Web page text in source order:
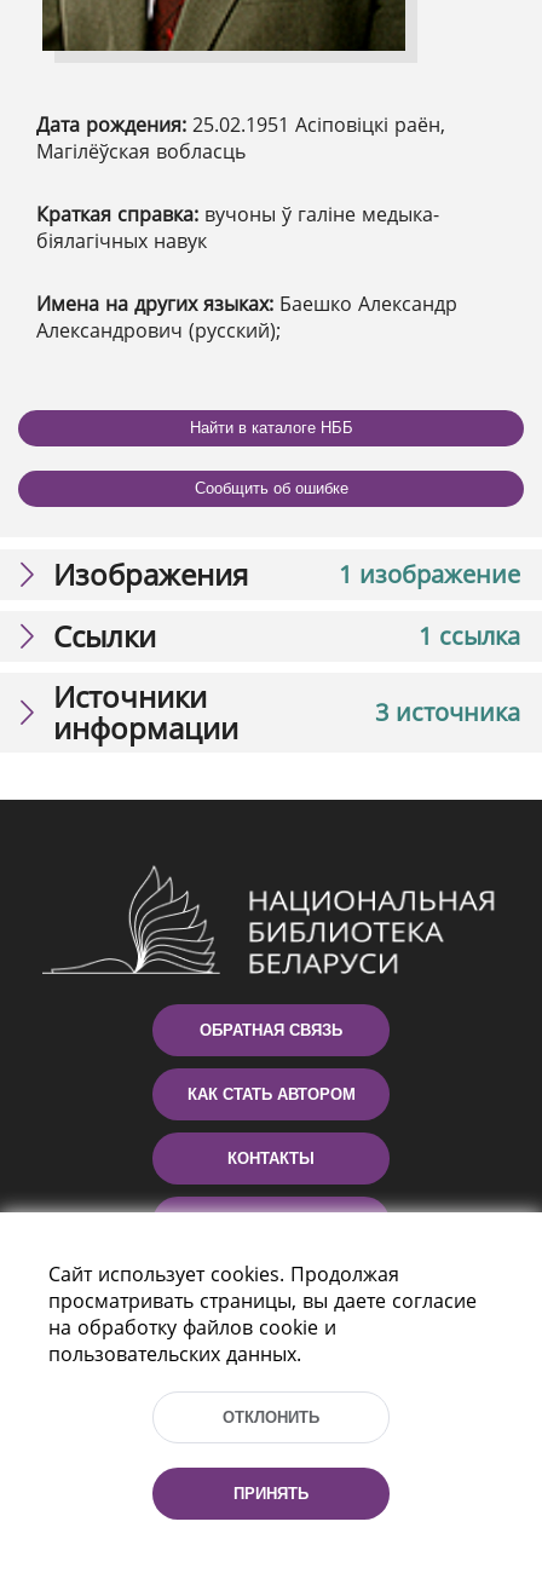
Дата рождения: 25.02.1951 Асіповіцкі раён,
Магілёўская вобласць
Краткая справка: вучоны ў галіне медыка-
біялагічных навук
Имена на других языках: Баешко Александр
Александрович (русский);
Найти в каталоге НББ
Сообщить об ошибке
1 изображение
Изображения
1 ссылка
Ссылки
3 источника
Источники
информации
ОБРАТНАЯ СВЯЗЬ
КАК СТАТЬ АВТОРОМ
КОНТАКТЫ
г. Минск, Республика Беларусь, 220114
Тел.: (+375 17) 368 37 37, Факс: (+375 17)
Сайт использует cookies. Продолжая
просматривать страницы, вы даете согласие
на обработку файлов cookie и
пользовательских данных.
ОТКЛОНИТЬ
ПРИНЯТЬ